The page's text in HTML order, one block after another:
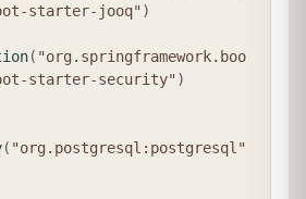
starter-jooq")
( "org.springframework.boo
starter-security")
( "org.postgresql:postgresql"